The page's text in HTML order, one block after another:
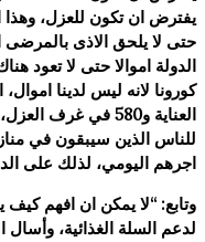
يفترض ان تكون للعزل،
حتى لا يلحق الاذى
الدولة اموالا حتى لا تعود
العناية و580 في
للناس الذين سيبقون في
اجرهم اليومي، لذلك على
لدعم السلة الغذائية،